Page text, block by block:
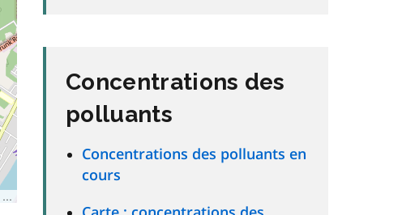
Concentrations des
polluants
Concentrations des polluants en
cours